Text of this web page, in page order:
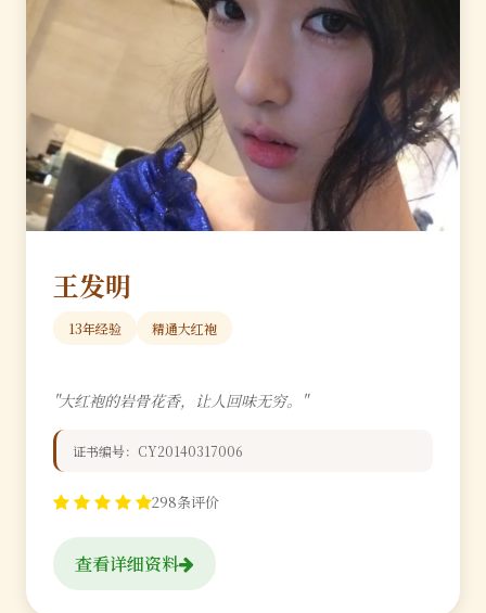
王发明
13年经验 精通大红袍
"大红袍的岩骨花香，让人回味无穷。"
证书编号：CY20140317006
298条评价
查看详细资料